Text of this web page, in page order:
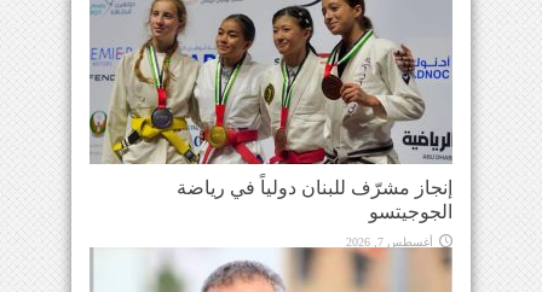
إنجاز مشرّف للبنان دولياً في رياضة
الجوجيتسو
أغسطس 7, 2026